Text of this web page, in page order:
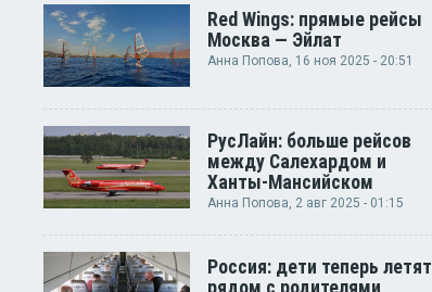
Red Wings: прямые рейсы
Москва — Эйлат
Анна Попова, 16 ноя 2025 - 20:51
РусЛайн: больше рейсов
между Салехардом и
Ханты-Мансийском
Анна Попова, 2 авг 2025 - 01:15
Россия: дети теперь летят
рядом с родителями